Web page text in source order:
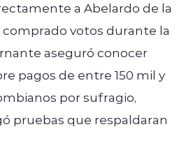
a Abelardo de la
comprado votos durante la
aseguró conocer
pagos de entre 150 mil y
por sufragio,
pruebas que respaldaran